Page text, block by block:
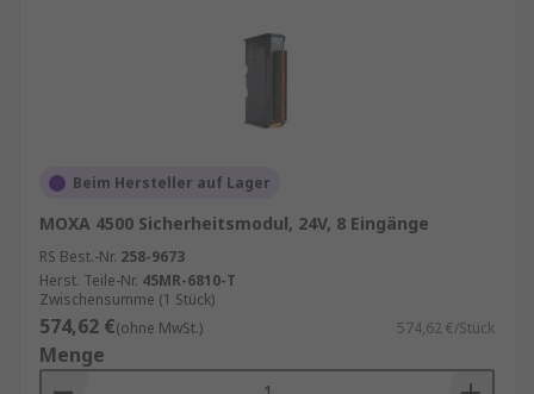
Beim Hersteller auf Lager
MOXA 4500 Sicherheitsmodul, 24V, 8 Eingänge
RS Best.-Nr. 258-9673
Herst. Teile-Nr. 45MR-6810-T
Zwischensumme (1 Stück)
574,62 €(ohne MwSt.) 574,62 €/Stück
Menge